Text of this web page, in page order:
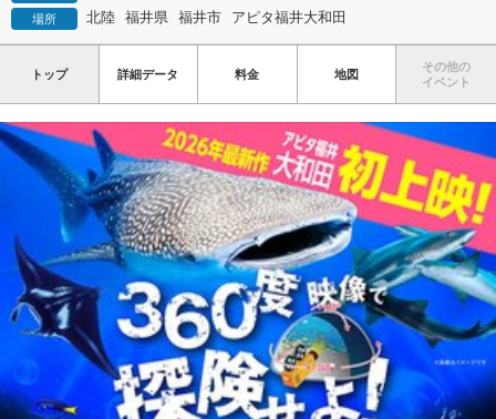
場所 北陸 福井県 福井市 アピタ福井大和田
トップ 詳細データ 料金 地図
その他の
イベント